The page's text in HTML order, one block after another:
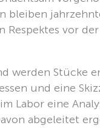
bleiben
Respektes vor
werden Stücke
und eine
Labor eine
abgeleitet